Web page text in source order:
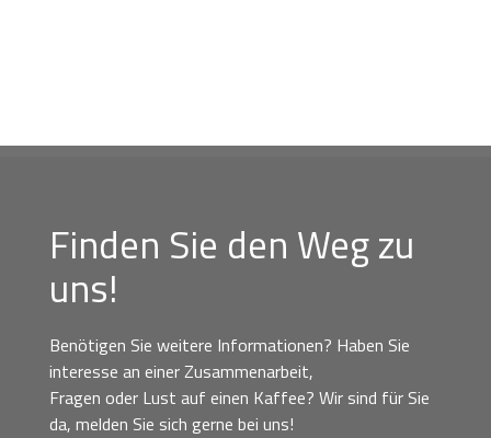
Finden Sie den Weg zu
uns!
Benötigen Sie weitere Informationen? Haben Sie
interesse an einer Zusammenarbeit,
Fragen oder Lust auf einen Kaffee? Wir sind für Sie
da, melden Sie sich gerne bei uns!